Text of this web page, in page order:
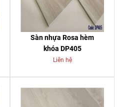
Sàn nhựa Rosa hèm
khóa DP405
Liên hệ